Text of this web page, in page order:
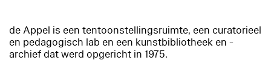
de Appel is een tentoonstellingsruimte, een curatorieel
en pedagogisch lab en een kunstbibliotheek en -
archief dat werd opgericht in 1975.